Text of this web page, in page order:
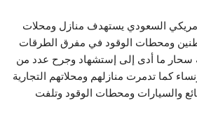
السعودي يستهدف منازل ومحلات
ومحطات الوقود في مفرق الطرقات
سحار ما أدى إلى إستشهاد وجرح عدد من
كما تدمرت منازلهم ومحلاتهم التجارية
والسيارات ومحطات الوقود وتلفت